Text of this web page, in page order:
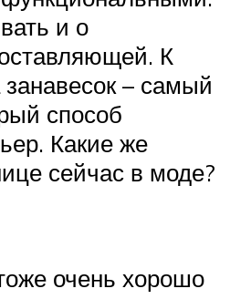
и о
К
– самый
способ
Какие же
сейчас в моде?
очень хорошо